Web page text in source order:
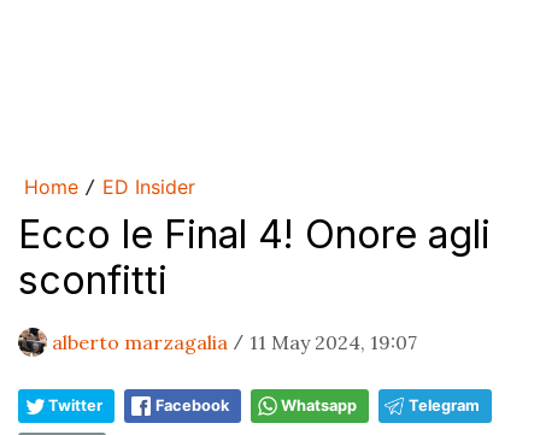
Home / ED Insider
Ecco le Final 4! Onore agli
sconfitti
alberto marzagalia / 11 May 2024, 19:07
Twitter Facebook Whatsapp Telegram